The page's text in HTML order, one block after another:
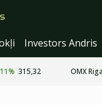
Investors Andris
% 315,32 OMX Riga